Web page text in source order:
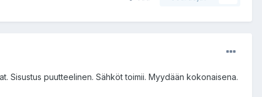
Sisustus puutteelinen. Sähköt toimii. Myydään kokonaisena.